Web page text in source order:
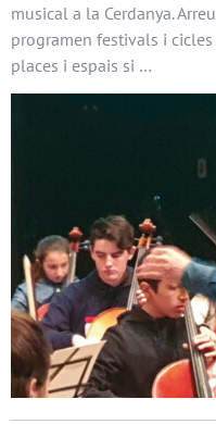
musical a la Cerdanya.
programen festivals i
places i espais si …